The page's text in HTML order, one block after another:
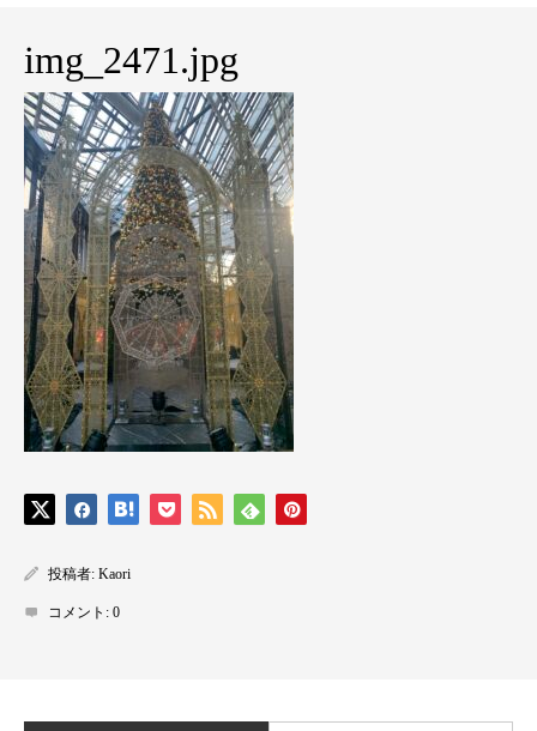
img_2471.jpg
投稿者: Kaori
コメント: 0